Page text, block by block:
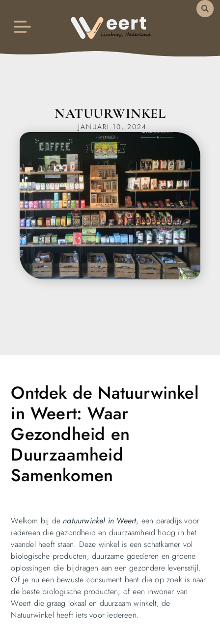
NATUURWINKEL
JANUARI 10, 2024
Ontdek de Natuurwinkel
in Weert: Waar
Gezondheid en
Duurzaamheid
Samenkomen
Welkom bij denatuurwinkel in Weert, een paradijs voor
iedereen die gezondheid en duurzaamheid hoog in het
vaandel heeft staan. Deze winkel is een schatkamer vol
biologische producten, duurzame goederen en groene
oplossingen die bijdragen aan een gezondere levensstijl.
Of je nu een bewuste consument bent die op zoek is naar
de beste biologische producten, of een inwoner van
Weert die graag lokaal en duurzaam winkelt, de
Natuurwinkel heeft iets voor iedereen.